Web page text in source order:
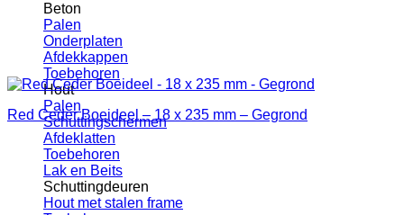
Beton
Palen
Onderplaten
Afdekkappen
Toebehoren
Hout
Palen
Schuttingschermen
Afdeklatten
Toebehoren
Lak en Beits
Schuttingdeuren
Hout met stalen frame
Red Ceder Boeideel – 18 x 235 mm – Gegrond